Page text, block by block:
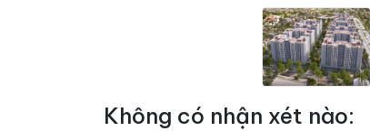
Không có nhận xét nào: